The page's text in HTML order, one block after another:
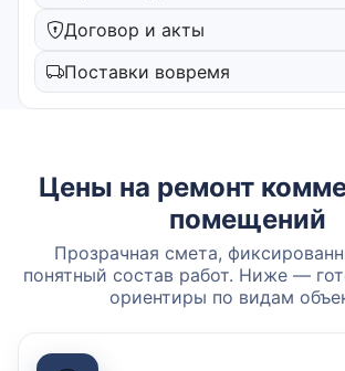
Договор и акты
Поставки вовремя
Цены на ремонт
помещений
Прозрачная смета,
понятный состав работ. Ниже —
ориентиры по видам